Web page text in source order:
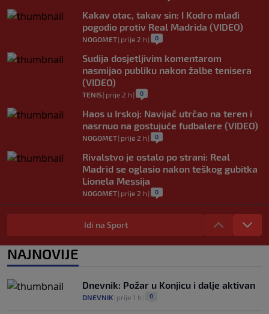
Kakav otac, takav sin: I Kodro mlađi
pogodio protiv Real Madrida (VIDEO)
NOGOMET| prije 2 h | 0
Sudija dosjetljivim komentarom
nasmijao publiku nakon žalbe tenisera
(VIDEO)
TENIS| prije 2 h | 0
Haos u Irskoj: Navijač utrčao na teren i
nasrnuo na gostujuće fudbalere (VIDEO)
NOGOMET| prije 2 h | 0
Rivalstvo je ostalo po strani: Real
Madrid se oglasio nakon teškog gubitka
Lionela Messija
NOGOMET| prije 2 h | 0
WNBA igračice odgovorile Kanteru
nakon provokacije: "Nećemo biti politički
0
FIFA-e je vaš novac", danas se suočava s
najvećom krizom
| prije 4 h
Idi na Sport
NAJNOVIJE
Dnevnik: Požar u Konjicu i dalje aktivan
DNEVNIK prije 1 h 0